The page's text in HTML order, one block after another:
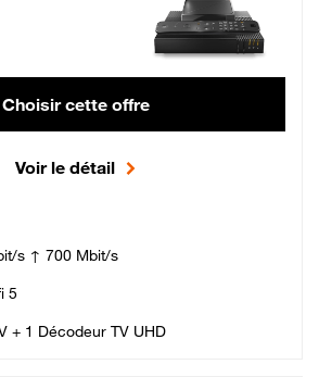
Choisir cette offre
Voir le détail
s ↑ 700 Mbit/s
5
+ 1 Décodeur TV UHD